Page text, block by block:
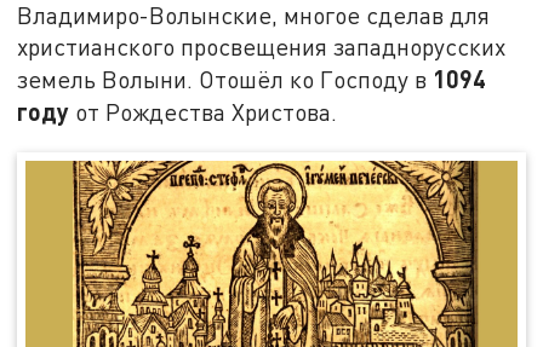
Владимиро-Волынские, многое сделав для
христианского просвещения западнорусских
земель Волыни. Отошёл ко Господу в 1094
году от Рождества Христова.